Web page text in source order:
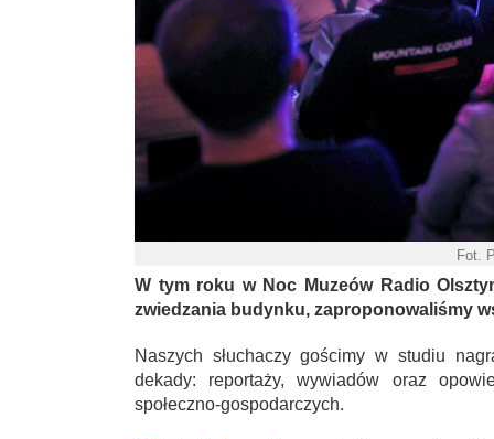
Fot.
W tym roku w Noc Muzeów Radio
zwiedzania budynku, zaproponowaliśmy
Naszych słuchaczy gościmy w studiu
dekady: reportaży, wywiadów oraz
społeczno-gospodarczych.